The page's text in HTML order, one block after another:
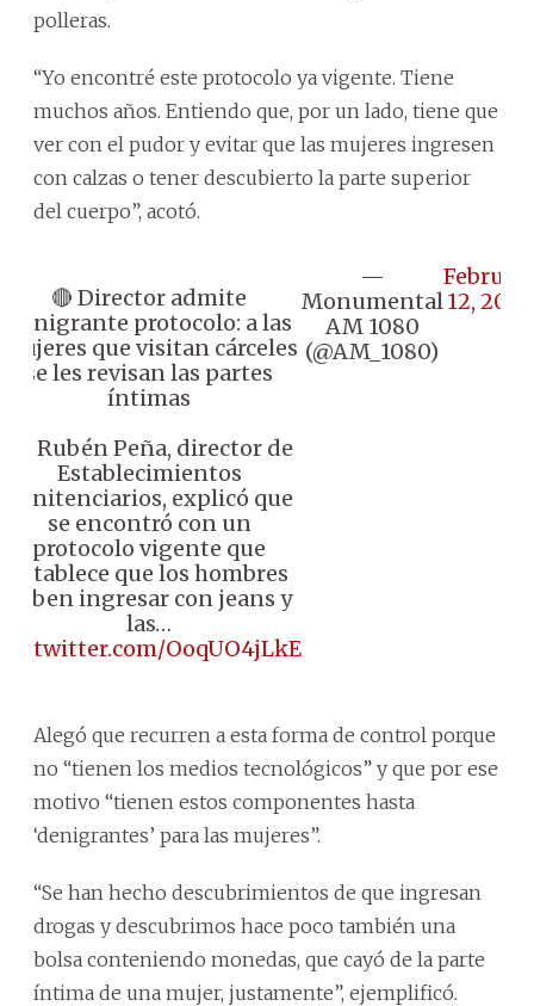
polleras.
“Yo encontré este protocolo ya vigente. Tiene
muchos años. Entiendo que, por un lado, tiene que
ver con el pudor y evitar que las mujeres ingresen
con calzas o tener descubierto la parte superior
del cuerpo”, acotó.
🔴 Director admite
denigrante protocolo: a las
mujeres que visitan cárceles
se les revisan las partes
íntimas
👉🏼 Rubén Peña, director de
Establecimientos
Penitenciarios, explicó que
se encontró con un
protocolo vigente que
establece que los hombres
deben ingresar con jeans y
las…
OoqUO4jLkE
—
Monumental
AM 1080
(@AM_1080)
12, 2026
Alegó que recurren a esta forma de control porque
no “tienen los medios tecnológicos” y que por ese
motivo “tienen estos componentes hasta
‘denigrantes’ para las mujeres”.
“Se han hecho descubrimientos de que ingresan
drogas y descubrimos hace poco también una
bolsa conteniendo monedas, que cayó de la parte
íntima de una mujer, justamente”, ejemplificó.